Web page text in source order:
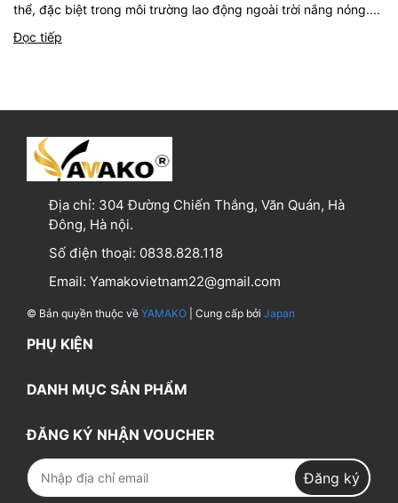
thể, đặc biệt trong môi trường lao động ngoài trời nắng nóng....
Đọc tiếp
Địa chỉ: 304 Đường Chiến Thắng, Văn Quán, Hà
Đông, Hà nội.
Số điện thoại: 0838.828.118
Email: Yamakovietnam22@gmail.com
© Bản quyền thuộc về YAMAKO | Cung cấp bởi Japan
PHỤ KIỆN
DANH MỤC SẢN PHẨM
ĐĂNG KÝ NHẬN VOUCHER
Đăng ký